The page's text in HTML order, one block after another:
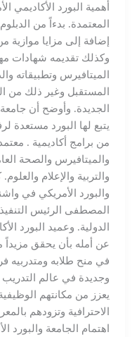
أهمية البورد الأكاديمي
المعتمدة. بدءاً من
إضافة إلى مزايا
وكذلك تقديمه شهادات
الميتافيرس وتطبيقاته
المستقبل وغير ذلك من
الجديدة. وأوضح أن جامعة
يتبع لها البورد مستعدة
من برامج أكاديمية .
والميتافيرس والصحة
والتربية والإعلام
والبورد الأمريكي في
المصطفى الرئيس
الدولية. وعميد البورد
عن أمله بأن يحقق مزيداً
في منح طلابه
وجديدة في عالم التدريب
يعزز من مكانتهم
الاحترافية وتزودهم
اهتمام الجامعة والبورد